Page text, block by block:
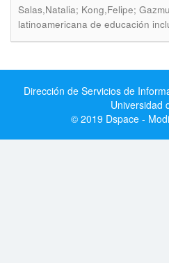
Salas,Natalia; Kong,Felipe;
latinoamericana de educación
Dirección de Servicios de
Universidad
© 2019 Dspace -